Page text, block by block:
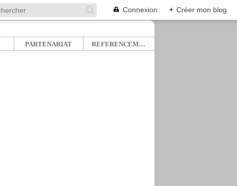
Connexion + Créer mon blog
PARTENARIAT REFERENCEMENT